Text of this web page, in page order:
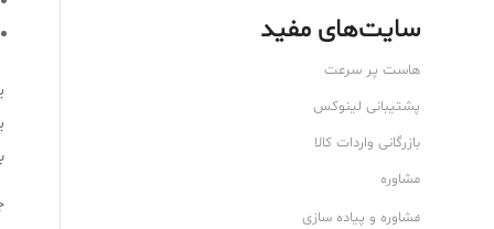
سایت‌های مفید
هاست پر سرعت
پشتیبانی لینوکس
بازرگانی واردات کالا
مشاوره
مشاوره و پیاده سازی